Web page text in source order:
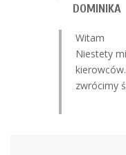
DOMINIKA
Witam
Niestety
zwrócimy